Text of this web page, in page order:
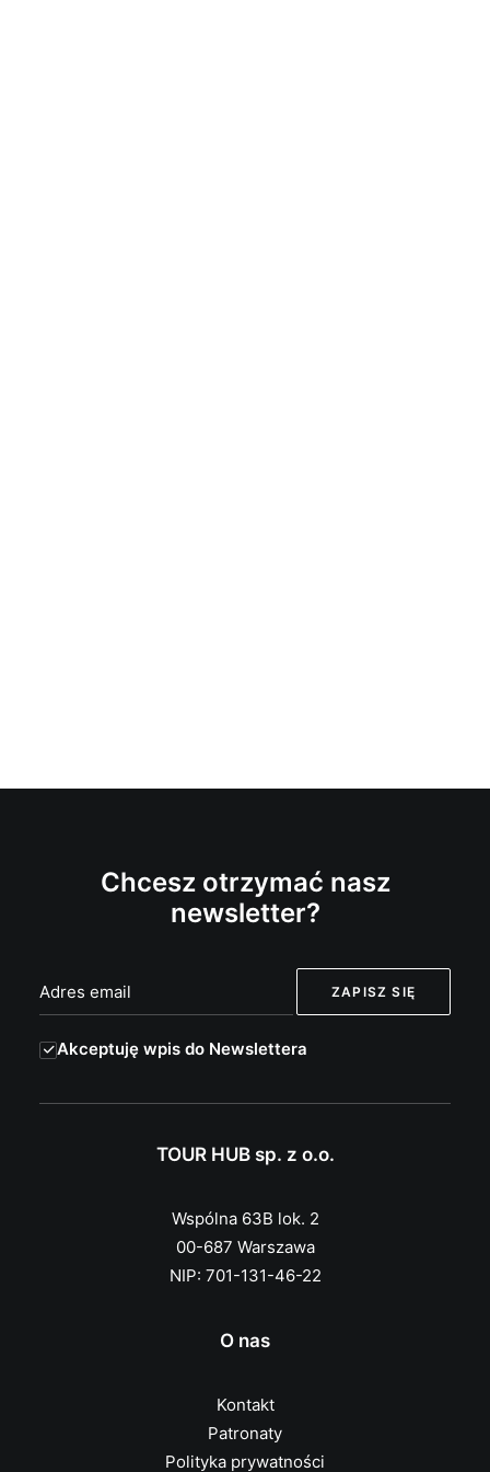
Chcesz otrzymać nasz
newsletter?
Akceptuję wpis do Newslettera
TOUR HUB sp. z o.o.
Wspólna 63B lok. 2
00-687 Warszawa
NIP: 701-131-46-22
O nas
Kontakt
Patronaty
Polityka prywatności